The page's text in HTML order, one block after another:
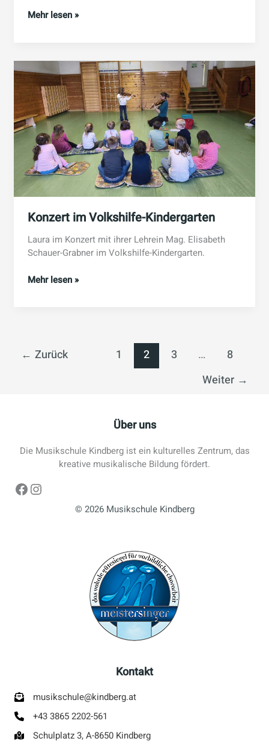
Happy
Mehr lesen »
Konzert im Volkshilfe-Kindergarten
Laura im Konzert mit ihrer Lehrein Mag. Elisabeth
Schauer-Grabner im Volkshilfe-Kindergarten.
Konzert
Mehr lesen »
← Zurück 1 2 3 …
8
Weiter →
Über uns
Die Musikschule Kindberg ist ein kulturelles Zentrum, das
kreative musikalische Bildung fördert.
Facebook
Instagram
© 2026 Musikschule Kindberg
Kontakt
musikschule@kindberg.at
+43 3865 2202-561
Schulplatz 3, A-8650 Kindberg